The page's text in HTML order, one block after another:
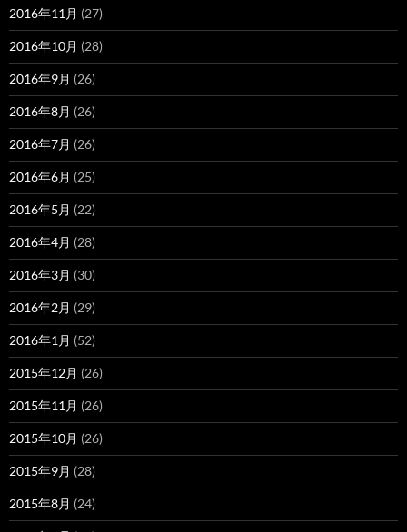
2016年11月 (27)
2016年10月 (28)
2016年9月 (26)
2016年8月 (26)
2016年7月 (26)
2016年6月 (25)
2016年5月 (22)
2016年4月 (28)
2016年3月 (30)
2016年2月 (29)
2016年1月 (52)
2015年12月 (26)
2015年11月 (26)
2015年10月 (26)
2015年9月 (28)
2015年8月 (24)